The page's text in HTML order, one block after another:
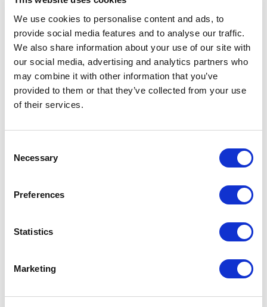
We use cookies to personalise content and ads, to
provide social media features and to analyse our traffic.
We also share information about your use of our site with
our social media, advertising and analytics partners who
may combine it with other information that you’ve
provided to them or that they’ve collected from your use
of their services.
Selection
Necessary
Preferences
Statistics
Marketing
Николетта Полла-Маттиот беседует с Марко
Туринетто и Стефано Дзекки
Театр Rimadesio
Флагманский шоу-рум в Милане
ул. Висконти ди Модроне, 26
milano@rimadesio.it
СВЯЗАННЫЕ АРТИКУЛЫ